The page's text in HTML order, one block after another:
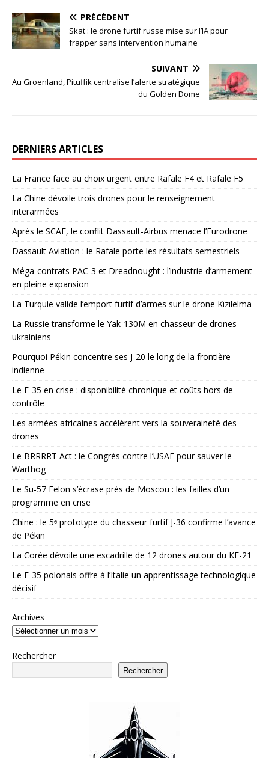
PRÉCÉDENT
Skat : le drone furtif russe mise sur l’IA pour
frapper sans intervention humaine
SUIVANT
Au Groenland, Pituffik centralise l’alerte stratégique
du Golden Dome
DERNIERS ARTICLES
La France face au choix urgent entre Rafale F4 et Rafale F5
La Chine dévoile trois drones pour le renseignement
interarmées
Après le SCAF, le conflit Dassault-Airbus menace l’Eurodrone
Dassault Aviation : le Rafale porte les résultats semestriels
Méga-contrats PAC-3 et Dreadnought : l’industrie d’armement
en pleine expansion
La Turquie valide l’emport furtif d’armes sur le drone Kızılelma
La Russie transforme le Yak-130M en chasseur de drones
ukrainiens
Pourquoi Pékin concentre ses J-20 le long de la frontière
indienne
Le F-35 en crise : disponibilité chronique et coûts hors de
contrôle
Les armées africaines accélèrent vers la souveraineté des
drones
Le BRRRRT Act : le Congrès contre l’USAF pour sauver le
Warthog
Le Su-57 Felon s’écrase près de Moscou : les failles d’un
programme en crise
Chine : le 5ᵉ prototype du chasseur furtif J-36 confirme l’avance
de Pékin
La Corée dévoile une escadrille de 12 drones autour du KF-21
Le F-35 polonais offre à l’Italie un apprentissage technologique
décisif
Archives
Rechercher
Rechercher